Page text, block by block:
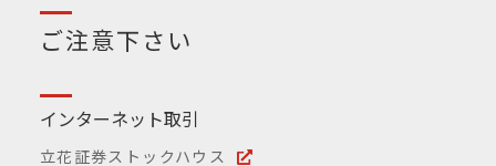
ご注意下さい
インターネット取引
立花証券ストックハウス